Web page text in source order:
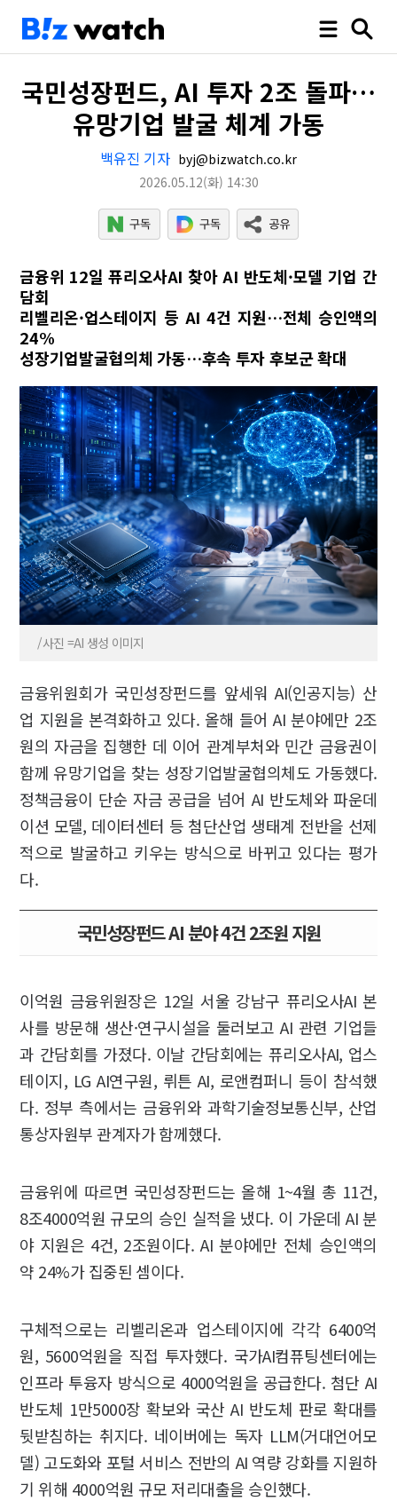
국민성장펀드, AI 투자 2조 돌파…
유망기업 발굴 체계 가동
백유진 기자 byj@bizwatch.co.kr
2026.05.12(화) 14:30
금융위 12일 퓨리오사AI 찾아 AI 반도체·모델 기업 간
담회
리벨리온·업스테이지 등 AI 4건 지원…전체 승인액의
24%
성장기업발굴협의체 가동…후속 투자 후보군 확대
/사진 =AI 생성 이미지
금융위원회가 국민성장펀드를 앞세워 AI(인공지능) 산
업 지원을 본격화하고 있다. 올해 들어 AI 분야에만 2조
원의 자금을 집행한 데 이어 관계부처와 민간 금융권이
함께 유망기업을 찾는 성장기업발굴협의체도 가동했다.
정책금융이 단순 자금 공급을 넘어 AI 반도체와 파운데
이션 모델, 데이터센터 등 첨단산업 생태계 전반을 선제
적으로 발굴하고 키우는 방식으로 바뀌고 있다는 평가
다.
국민성장펀드 AI 분야 4건 2조원 지원
이억원 금융위원장은 12일 서울 강남구 퓨리오사AI 본
사를 방문해 생산·연구시설을 둘러보고 AI 관련 기업들
과 간담회를 가졌다. 이날 간담회에는 퓨리오사AI, 업스
테이지, LG AI연구원, 뤼튼 AI, 로앤컴퍼니 등이 참석했
다. 정부 측에서는 금융위와 과학기술정보통신부, 산업
통상자원부 관계자가 함께했다.
금융위에 따르면 국민성장펀드는 올해 1~4월 총 11건,
8조4000억원 규모의 승인 실적을 냈다. 이 가운데 AI 분
야 지원은 4건, 2조원이다. AI 분야에만 전체 승인액의
약 24%가 집중된 셈이다.
구체적으로는 리벨리온과 업스테이지에 각각 6400억
원, 5600억원을 직접 투자했다. 국가AI컴퓨팅센터에는
인프라 투융자 방식으로 4000억원을 공급한다. 첨단 AI
반도체 1만5000장 확보와 국산 AI 반도체 판로 확대를
뒷받침하는 취지다. 네이버에는 독자 LLM(거대언어모
델) 고도화와 포털 서비스 전반의 AI 역량 강화를 지원하
기 위해 4000억원 규모 저리대출을 승인했다.